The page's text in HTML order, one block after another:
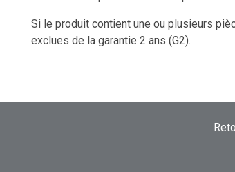
Si le produit contient une ou plusieurs
exclues de la garantie 2 ans (G2).